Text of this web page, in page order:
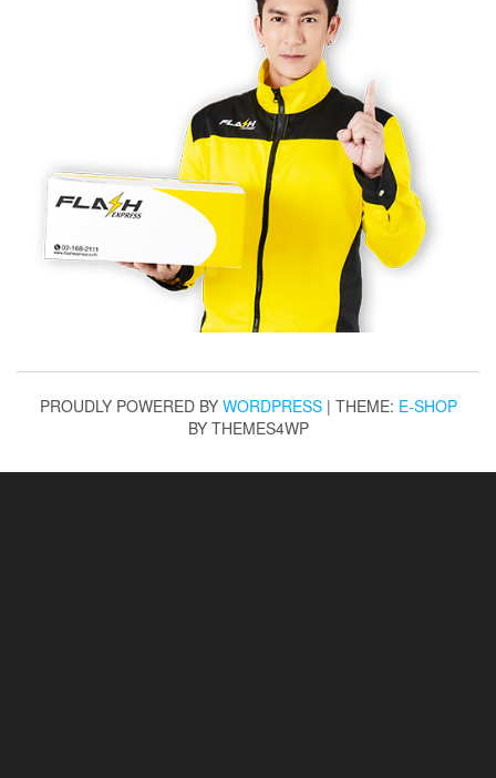
PROUDLY POWERED BY WORDPRESS | THEME: E-SHOP
BY THEMES4WP